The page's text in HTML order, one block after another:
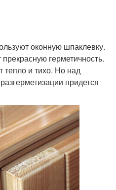
оконную шпаклевку.
герметичность.
тепло и тихо. Но над
придется